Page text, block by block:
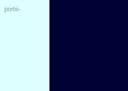
porte-